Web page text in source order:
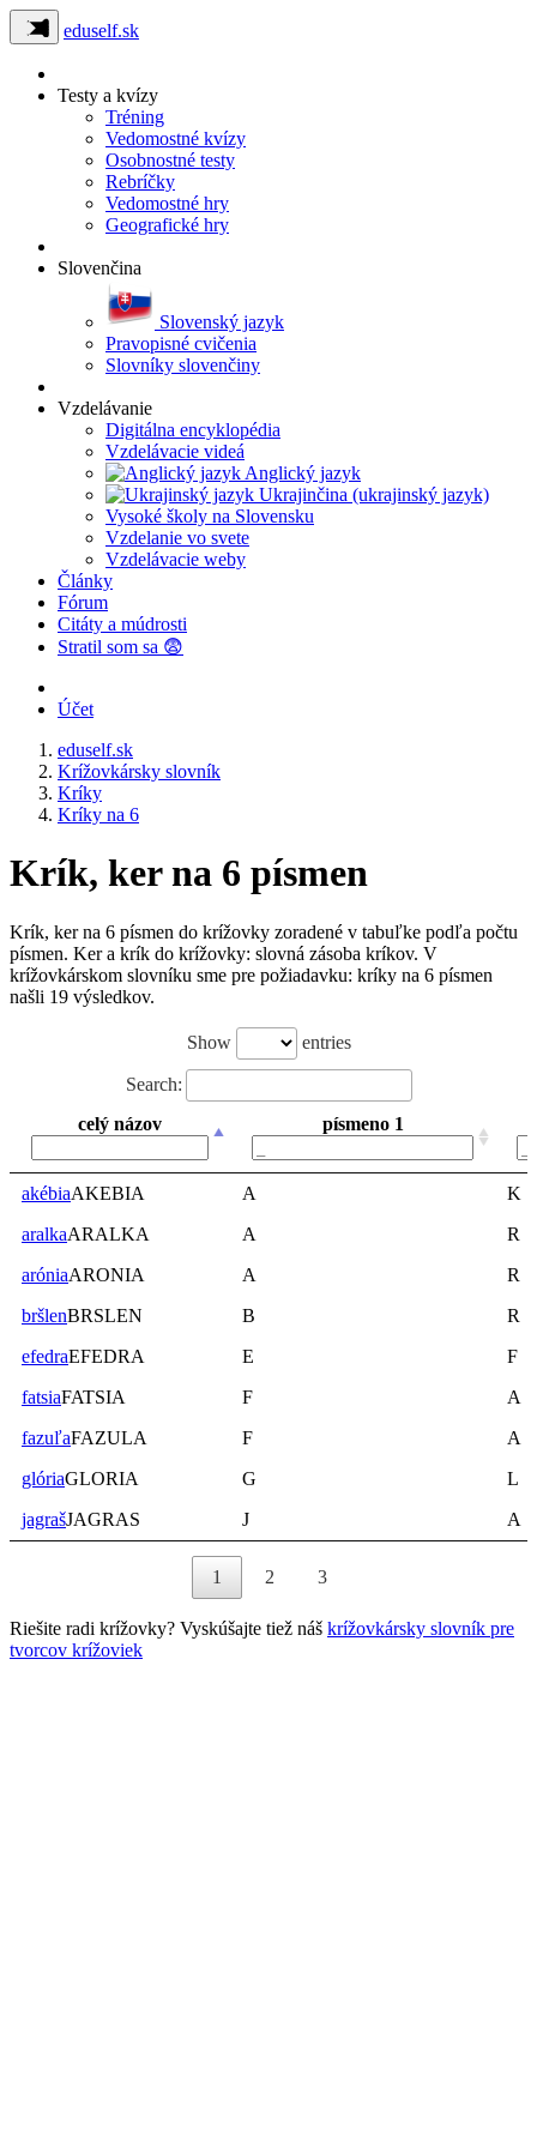
eduself.sk
Testy a kvízy
Tréning
Vedomostné kvízy
Osobnostné testy
Rebríčky
Vedomostné hry
Geografické hry
Slovenčina
Slovenský jazyk
Pravopisné cvičenia
Slovníky slovenčiny
Vzdelávanie
Digitálna encyklopédia
Vzdelávacie videá
Anglický jazyk
Ukrajinčina (ukrajinský jazyk)
Vysoké školy na Slovensku
Vzdelanie vo svete
Vzdelávacie weby
Články
Fórum
Citáty a múdrosti
Stratil som sa 😨
Účet
eduself.sk
Krížovkársky slovník
Kríky
Kríky na 6
Krík, ker na 6 písmen
Krík, ker na 6 písmen do krížovky zoradené v tabuľke podľa počtu
písmen. Ker a krík do krížovky: slovná zásoba kríkov. V
krížovkárskom slovníku sme pre požiadavku: kríky na 6 písmen
našli 19 výsledkov.
Show entries
Search:
celý názov
písmeno 1
celý názov
akébiaAKEBIA A
K
aralkaARALKA A
R
aróniaARONIA A
R
bršlenBRSLEN B
R
efedraEFEDRA E
F
fatsiaFATSIA F
A
fazuľaFAZULA F
A
glóriaGLORIA G
L
jagrašJAGRAS J A
1 2 3
Riešite radi krížovky? Vyskúšajte tiež náš krížovkársky slovník pre
tvorcov krížoviek